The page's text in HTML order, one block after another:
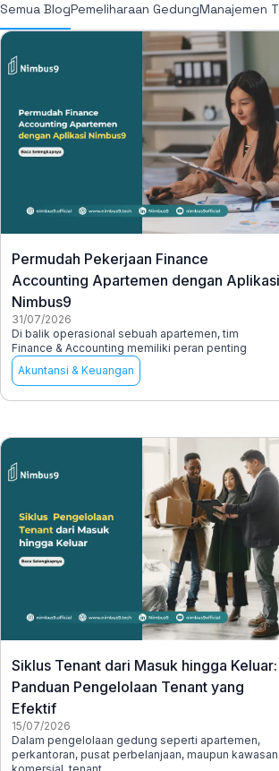
Semua BlogPemeliharaan GedungManajemen
Permudah Pekerjaan Finance
Accounting Apartemen dengan Aplikasi
Nimbus9
31/07/2026
Di balik operasional sebuah apartemen, tim
Finance & Accounting memiliki peran penting
Akuntansi & Keuangan
Siklus Tenant dari Masuk hingga Keluar:
Panduan Pengelolaan Tenant yang
Efektif
15/07/2026
Dalam pengelolaan gedung seperti apartemen,
perkantoran, pusat perbelanjaan, maupun kawasan